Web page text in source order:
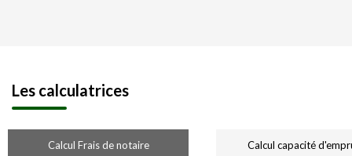
Les calculatrices
Calcul Frais de notaire Calcul capacité